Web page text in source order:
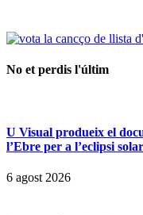
No et perdis l'últim
U Visual produeix el
l’Ebre per a l’eclipsi
6 agost 2026